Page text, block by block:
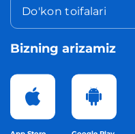
Do'kon toifalari
Bizning arizamiz